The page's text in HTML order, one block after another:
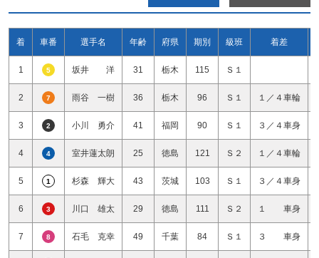
着 車番 選手名 年齢 府県 期別 級班 着差
1 5 坂井 洋 31 栃木 115 Ｓ１
2 7 雨谷 一樹 36 栃木 96 Ｓ１ １／４車輪
3 2 小川 勇介 41 福岡 90 Ｓ１ ３／４車身
4 4 室井蓮太朗 25 徳島 121 Ｓ２ １／４車輪
5 1 杉森 輝大 43 茨城 103 Ｓ１ ３／４車身
6 3 川口 雄太 29 徳島 111 Ｓ２ １ 車身
7 8 石毛 克幸 49 千葉 84 Ｓ１ ３ 車身